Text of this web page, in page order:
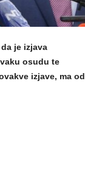
je izjava
osudu te
izjave, ma od